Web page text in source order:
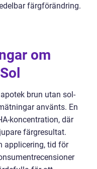
färgförändring.
om
brun utan sol-
använts. En
koncentration, där
färgresultat.
applicering, tid för